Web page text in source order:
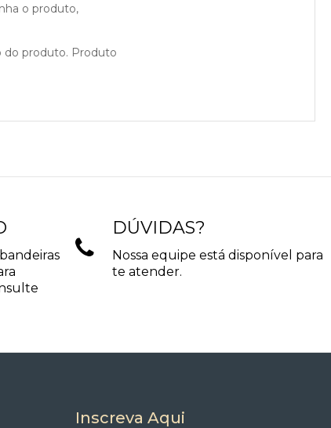
o produto,
do produto. Produto
DÚVIDAS?
Nossa equipe está disponível para
te atender.
Inscreva Aqui